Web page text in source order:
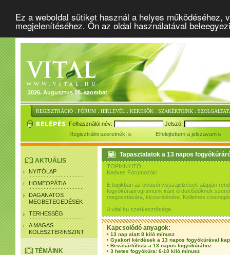
Ez a weboldal sütiket használ a helyes
megjelenítéséhez. Ön az oldal használatával
2026. Augusztus 08. szombat
REGISZTRÁCIÓ : FÓRUM : HÍRLEVÉL : KERESŐK : SZAKÉRTŐINK :
Felhasználói név:
Jelszó:
Regisztrálni szeretnék!
Elfelejtettem a jelszavam
AKTUÁLIS
NYITÓLAP
HOMEOPÁTIA
DAGANATOS
MEGBETEGEDÉSEK
TERHESSÉG
A MAGAS
KOLESZTERINSZINT
TÉMÁINK
Tapasztalatok a 13 napos
TOPIKNYITÓ:
Kedves Fórumozók!
E topikban az olvasói visszajelzések alapján
fogyókúraprogramunk iránt érdeklődőknek
megosztására, kicserélésére. Kellemes
A vital.hu szerkesztősége
Kapcsolódó anyagok:
• 13 nap alatt 8 kiló mínusz
• Gyakori kérdések a 13 napos fogyókúrával
• Bevásárlólista a 13 napos fogyókúrához
• 3 hetes fogyókúra: 6-10 kiló mínusz